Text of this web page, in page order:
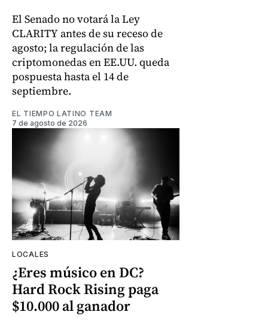
El Senado no votará la Ley
CLARITY antes de su receso de
agosto; la regulación de las
criptomonedas en EE.UU. queda
pospuesta hasta el 14 de
septiembre.
EL TIEMPO LATINO TEAM
7 de agosto de 2026
LOCALES
¿Eres músico en DC?
Hard Rock Rising paga
$10.000 al ganador